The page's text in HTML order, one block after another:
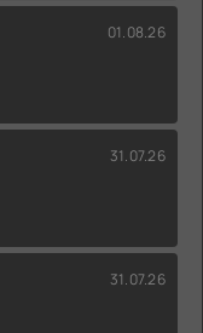
01.08.26
31.07.26
31.07.26